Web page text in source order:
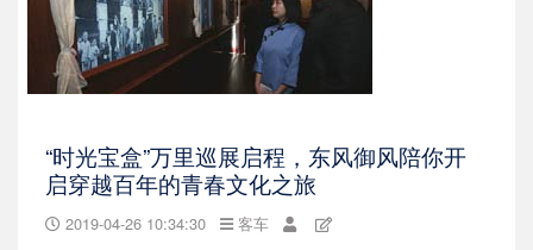
“时光宝盒”万里巡展启程，东风御风陪你开
启穿越百年的青春文化之旅
2019-04-26 10:34:30
客车